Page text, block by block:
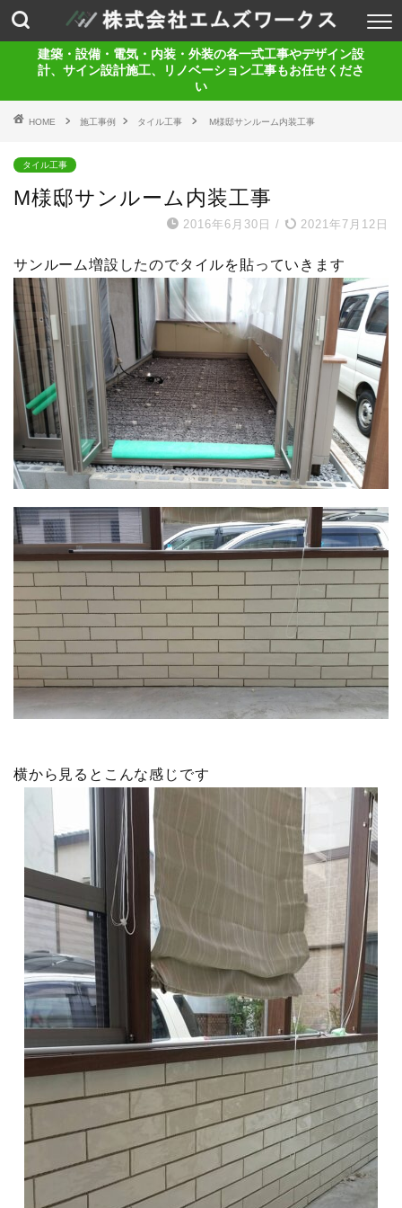
建築・設備・電気・内装・外装の各一式工事やデザイン設
計、サイン設計施工、リノベーション工事もお任せくださ
い
HOME 施工事例 タイル工事 M様邸サンルーム内装工事
タイル工事
M様邸サンルーム内装工事
2016年6月30日 / 2021年7月12日
サンルーム増設したのでタイルを貼っていきます
横から見るとこんな感じです